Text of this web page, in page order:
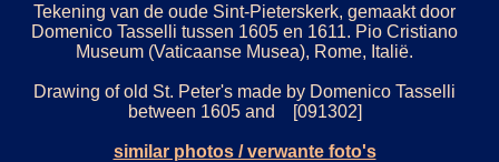
Tekening van de oude Sint-Pieterskerk, gemaakt door
Domenico Tasselli tussen 1605 en 1611. Pio Cristiano
Museum (Vaticaanse Musea), Rome, Italië.
Drawing of old St. Peter's made by Domenico Tasselli
between 1605 and [091302]
similar photos / verwante foto's